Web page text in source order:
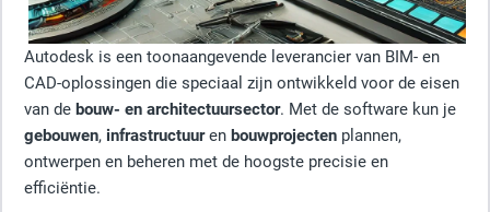
Autodesk is een toonaangevende leverancier van BIM- en
CAD-oplossingen die speciaal zijn ontwikkeld voor de eisen
van de bouw- en architectuursector. Met de software kun je
gebouwen, infrastructuuren bouwprojecten plannen,
ontwerpen en beheren met de hoogste precisie en
efficiëntie.